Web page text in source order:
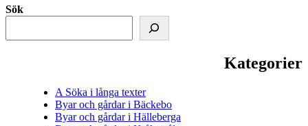
Sök
Kategorier
A Söka i långa texter
Byar och gårdar i Bäckebo
Byar och gårdar i Hälleberga